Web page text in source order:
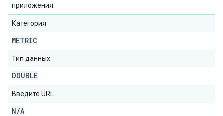
приложения.
Категория
METRIC
Тип данных
DOUBLE
Введите URL
N/A